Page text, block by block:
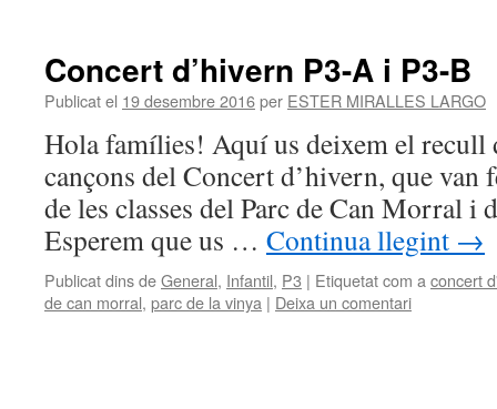
Concert d’hivern P3-A i P3-B
Publicat el 19 desembre 2016per ESTER MIRALLES LARGO
Hola famílies! Aquí us deixem el recull
cançons del Concert d’hivern, que van
de les classes del Parc de Can Morral i
Esperem que us … Continua llegint →
Publicat dins deGeneral, Infantil, P3 | Etiquetat com a concert
de can morral, parc de la vinya | Deixa un comentari